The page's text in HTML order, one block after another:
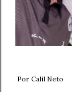
Por Calil Neto